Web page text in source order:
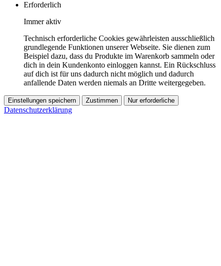
Erforderlich
Immer aktiv
Technisch erforderliche Cookies gewährleisten ausschließlich
grundlegende Funktionen unserer Webseite. Sie dienen zum
Beispiel dazu, dass du Produkte im Warenkorb sammeln oder
dich in dein Kundenkonto einloggen kannst. Ein Rückschluss
auf dich ist für uns dadurch nicht möglich und dadurch
anfallende Daten werden niemals an Dritte weitergegeben.
Einstellungen speichern Zustimmen Nur erforderliche
Datenschutzerklärung